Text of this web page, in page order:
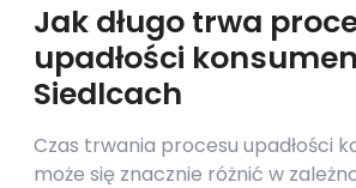
Jak długo trwa
upadłości
Siedlcach
Czas trwania procesu upadłości
może się znacznie różnić w